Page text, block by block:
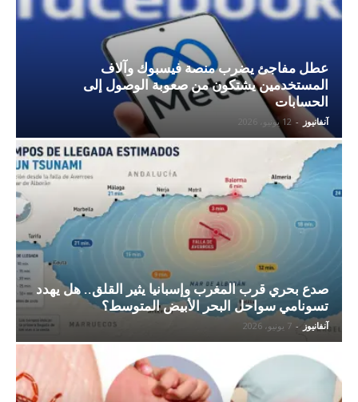
عطل مفاجئ يضرب منصة فيسبوك وآلاف
المستخدمين يشتكون من صعوبة الوصول إلى
الحسابات
آنفانيوز - 12 يونيو، 2026
صدع بحري قرب المغرب وإسبانيا يثير القلق.. هل يهدد
تسونامي سواحل البحر الأبيض المتوسط؟
آنفانيوز - 7 يونيو، 2026